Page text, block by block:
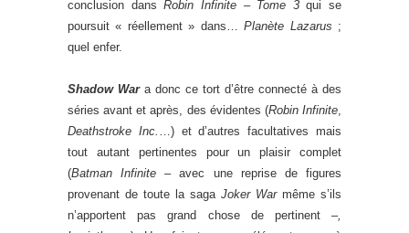
conclusion dansRobin Infinite – Tome 3qui se
poursuit « réellement » dans…Planète Lazarus ;
quel enfer.
Shadow Wara donc ce tort d’être connecté à des
séries avant et après, des évidentes (Robin Infinite,
Deathstroke Inc. …) et d’autres facultatives mais
tout autant pertinentes pour un plaisir complet
(Batman Infinite –avec une reprise de figures
provenant de toute la sagaJoker War même s’ils
n’apportent pas grand chose de pertinent –,